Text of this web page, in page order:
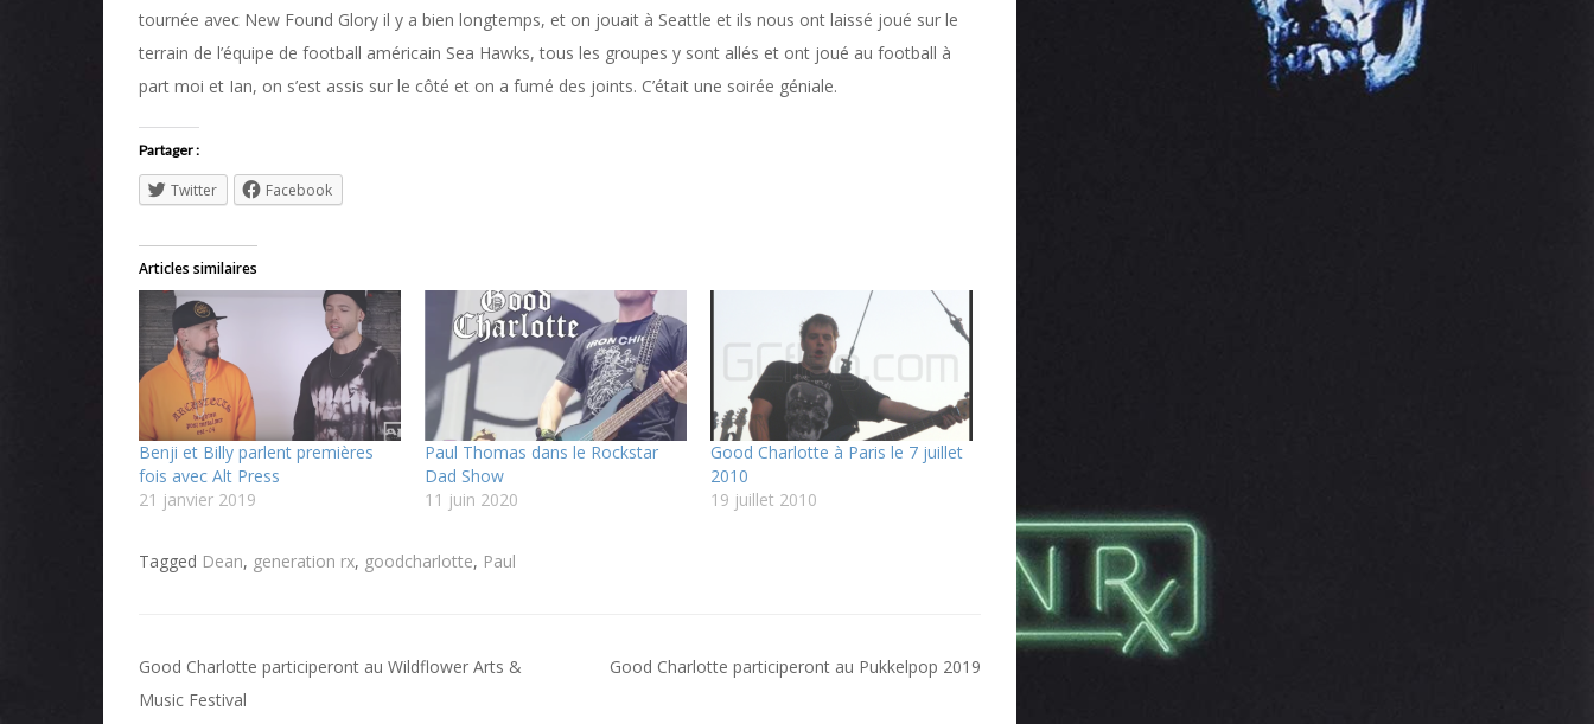
tournée avec New Found Glory il y a bien longtemps, et on jouait à Seattle et ils nous ont laissé joué sur le
terrain de l’équipe de football américain Sea Hawks, tous les groupes y sont allés et ont joué au football à
part moi et Ian, on s’est assis sur le côté et on a fumé des joints. C’était une soirée géniale.
Partager :
Twitter Facebook
Articles similaires
Benji et Billy parlent premières
fois avec Alt Press
21 janvier 2019
Paul Thomas dans le Rockstar
Dad Show
11 juin 2020
Good Charlotte à Paris le 7 juillet
2010
19 juillet 2010
Tagged Dean, generation rx, goodcharlotte, Paul
Navigation
de
Good Charlotte participeront au Wildflower Arts &
Music Festival
Good Charlotte participeront au Pukkelpop 2019